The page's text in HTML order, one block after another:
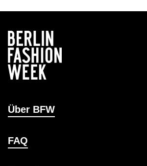
Über BFW
FAQ